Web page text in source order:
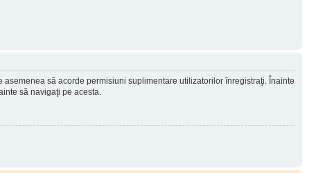
să acorde permisiuni suplimentare utilizatorilor înregistraţi. Înainte
să navigaţi pe acesta.